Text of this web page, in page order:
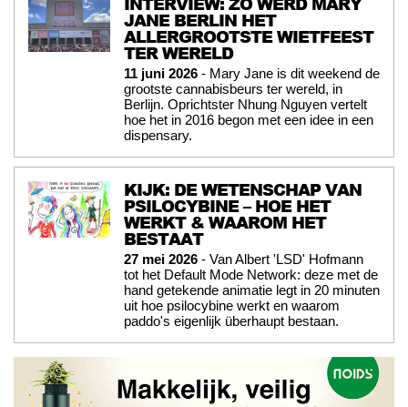
JANE BERLIN HET
ALLERGROOTSTE WIETFEEST
TER WERELD
11 juni 2026 - Mary Jane is dit weekend de
grootste cannabisbeurs ter wereld, in
Berlijn. Oprichtster Nhung Nguyen vertelt
hoe het in 2016 begon met een idee in een
dispensary.
KIJK: DE WETENSCHAP VAN
PSILOCYBINE – HOE HET
WERKT & WAAROM HET
BESTAAT
27 mei 2026 - Van Albert 'LSD' Hofmann
tot het Default Mode Network: deze met de
hand getekende animatie legt in 20 minuten
uit hoe psilocybine werkt en waarom
paddo's eigenlijk überhaupt bestaan.